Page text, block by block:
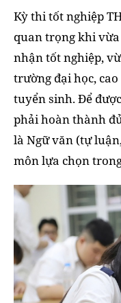
Kỳ thi tốt nghiệp
quan trọng khi
nhận tốt nghiệp,
trường đại học,
tuyển sinh. Để
phải hoàn thành
là Ngữ văn (tự
môn lựa chọn